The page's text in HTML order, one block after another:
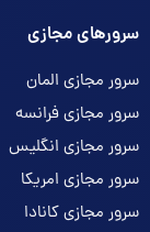
سرورهای مجازی
سرور مجازی المان
سرور مجازی فرانسه
سرور مجازی انگلیس
سرور مجازی امریکا
سرور مجازی کانادا